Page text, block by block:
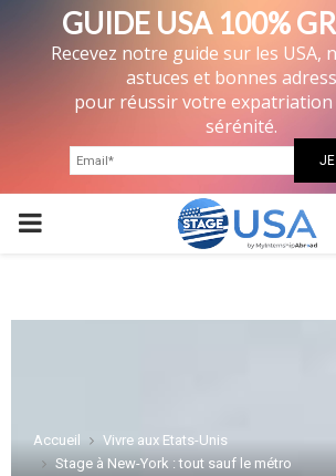
PRIMARY
Accueil
Vivre aux Etats-Unis
Stage à New-York : tout sauf le métro
GUIDE USA 100%
Recevez notre guide sur les USA,
astuces et bonnes
pour réussir votre
sérénité.